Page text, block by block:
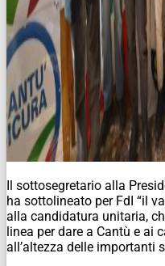
Il sottosegretario alla
ha sottolineato per FdI “il
alla candidatura unitaria,
linea per dare a Cantù e ai
all’altezza delle importanti